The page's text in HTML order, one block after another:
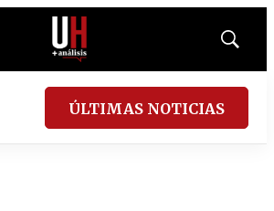
Mostrar
ÚLTIMAS NOTICIAS